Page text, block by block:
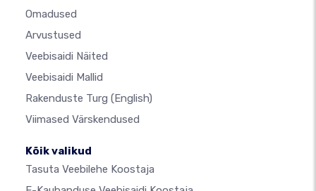
Omadused
Arvustused
Veebisaidi Näited
Veebisaidi Mallid
Rakenduste Turg (English)
Viimased Värskendused
Kõik valikud
Tasuta Veebilehe Koostaja